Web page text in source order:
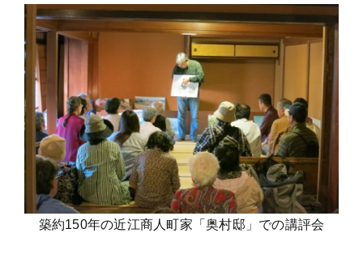
築約150年の近江商人町家「奥村邸」での講評会